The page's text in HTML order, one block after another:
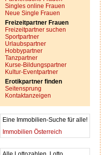
Singles online Frauen
Neue Single Frauen
Freizeitpartner Frauen
Freizeitpartner suchen
Sportpartner
Urlaubspartner
Hobbypartner
Tanzpartner
Kurse-Bildungspartner
Kultur-Eventpartner
Erotikpartner finden
Seitensprung
Kontaktanzeigen
Eine Immobilien-Suche für alle!
Immobilien Österreich